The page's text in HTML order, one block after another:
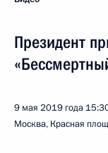
Президент
9 мая 2019 года
Москва, Красная